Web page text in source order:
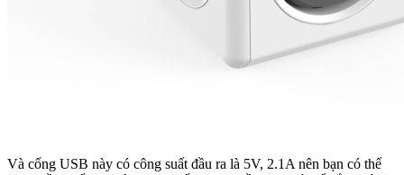
Và cổng USB này có công suất đầu ra là 5V, 2.1A nên bạn có thể